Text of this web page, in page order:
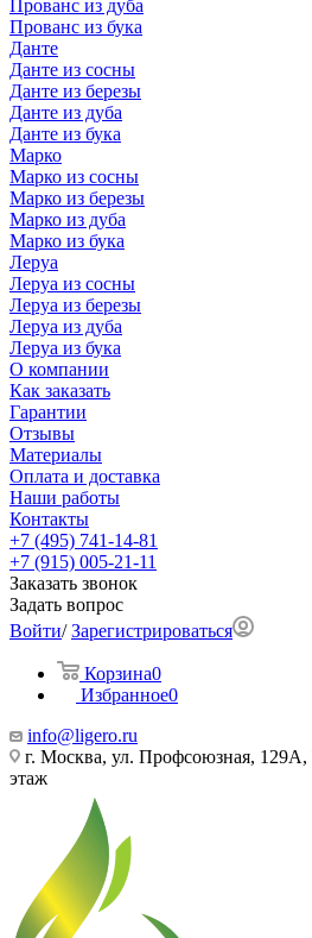
Прованс из дуба
Прованс из бука
Данте
Данте из сосны
Данте из березы
Данте из дуба
Данте из бука
Марко
Марко из сосны
Марко из березы
Марко из дуба
Марко из бука
Леруа
Леруа из сосны
Леруа из березы
Леруа из дуба
Леруа из бука
О компании
Как заказать
Гарантии
Отзывы
Материалы
Оплата и доставка
Наши работы
Контакты
+7 (495) 741-14-81
+7 (915) 005-21-11
Заказать звонок
Задать вопрос
Войти/Зарегистрироваться
Корзина0
Избранное0
info@ligero.ru
г. Москва, ул. Профсоюзная,
этаж